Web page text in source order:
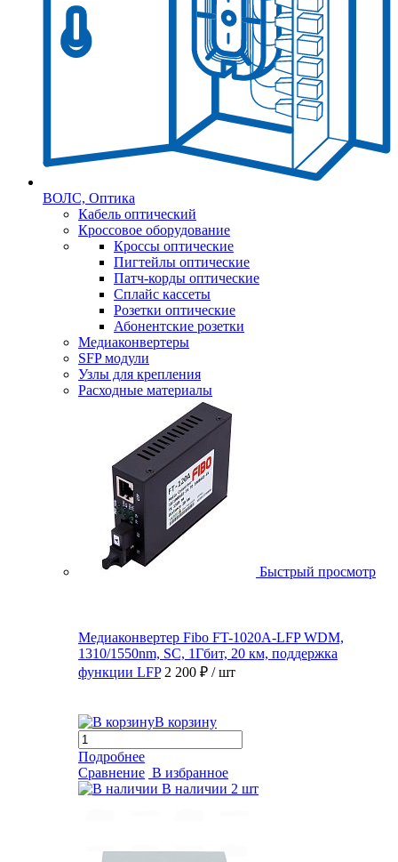
ВОЛС, Оптика
Кабель оптический
Кроссовое оборудование
Кроссы оптические
Пигтейлы оптические
Патч-корды оптические
Сплайс кассеты
Розетки оптические
Абонентские розетки
Медиаконвертеры
SFP модули
Узлы для крепления
Расходные материалы
Быстрый просмотр
Медиаконвертер Fibo FT-1020A-LFP WDM,
1310/1550nm, SC, 1Гбит, 20 км, поддержка
функции LFP 2 200 ₽ / шт
В корзину
Подробнее
Сравнение В избранное
В наличии 2 шт